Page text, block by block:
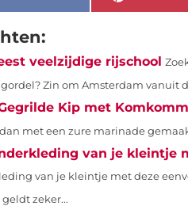
veelzijdige rijschool
Zin om Amsterdam vanuit
Kip met
met een zure marinade
van je kleintje
van je kleintje met deze
zeker...